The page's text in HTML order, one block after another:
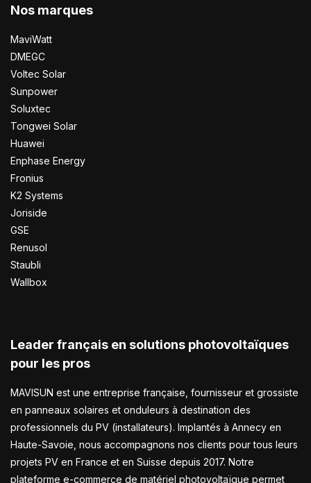
Nos marques
MaviWatt
DMEGC
Voltec Solar
Sunpower
Soluxtec
Tongwei Solar
Huawei
Enphase Energy
Fronius
K2 Systems
Joriside
GSE
Renusol
Staubli
Wallbox
Leader français en solutions photovoltaïques
pour les pros
MAVISUN est une entreprise française, fournisseur et grossiste
en panneaux solaires et onduleurs à destination des
professionnels du PV (installateurs). Implantés à Annecy en
Haute-Savoie, nous accompagnons nos clients pour tous leurs
projets PV en France et en Suisse depuis 2017. Notre
plateforme e-commerce de matériel photovoltaïque permet